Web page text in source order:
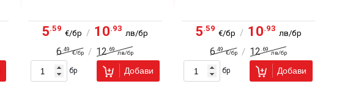
5.59
€/бр / 10.93
лв/бр
6 .49
€/бр / 12 .69
лв/бр
бр Добави
5.59
€/бр / 10.93
лв/бр
6 .49
€/бр / 12 .69
лв/бр
бр Добави